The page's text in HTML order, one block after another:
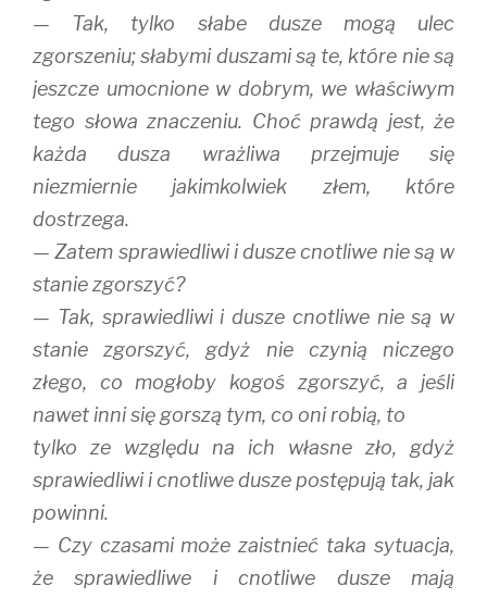
— Tak, tylko słabe dusze mogą ulec
zgorszeniu; słabymi duszami są te, które nie są
jeszcze umocnione w dobrym, we właściwym
tego słowa znaczeniu. Choć prawdą jest, że
każda dusza wrażliwa przejmuje się
niezmiernie jakimkolwiek złem, które
dostrzega.
— Zatem sprawiedliwi i dusze cnotliwe nie są w
stanie zgorszyć?
— Tak, sprawiedliwi i dusze cnotliwe nie są w
stanie zgorszyć, gdyż nie czynią niczego
złego, co mogłoby kogoś zgorszyć, a jeśli
nawet inni się gorszą tym, co oni robią, to
tylko ze względu na ich własne zło, gdyż
sprawiedliwi i cnotliwe dusze postępują tak, jak
powinni.
— Czy czasami może zaistnieć taka sytuacja,
że sprawiedliwe i cnotliwe dusze mają